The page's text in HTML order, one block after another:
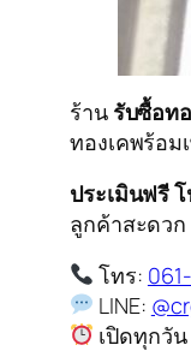
ร้าน รับซื้อท
ทองเคพร้อ
ประเมินฟรี
ลูกค้าสะดวก
โทร:
LINE:
เปิดทุกวั